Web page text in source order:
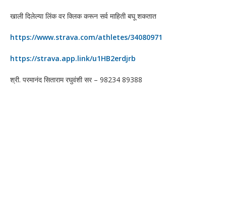
खाली दिलेल्या लिंक वर क्लिक करून सर्व माहिती बघू शकतात
https://www.strava.com/athletes/34080971
https://strava.app.link/u1HB2erdjrb
श्री. परमानंद सिताराम रघुवंशी सर – 98234 89388